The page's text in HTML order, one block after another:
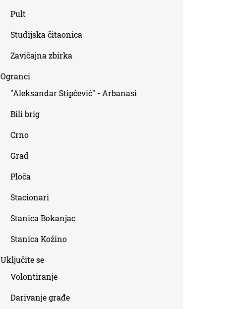
Pult
Studijska čitaonica
Zavičajna zbirka
Ogranci
"Aleksandar Stipčević" - Arbanasi
Bili brig
Crno
Grad
Ploča
Stacionari
Stanica Bokanjac
Stanica Kožino
Uključite se
Volontiranje
Darivanje građe